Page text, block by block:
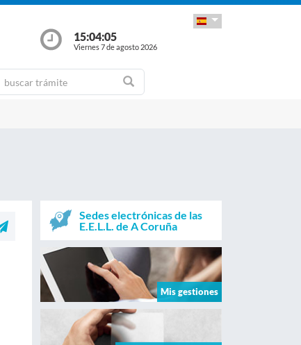
15:04:05
Viernes 7 de agosto 2026
Sedes electrónicas de las
E.E.L.L. de A Coruña
Mis gestiones